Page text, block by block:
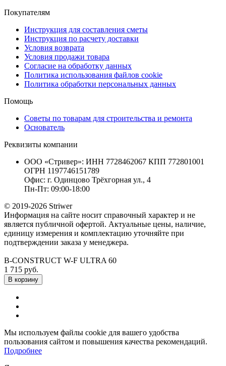
Покупателям
Инструкция для составления сметы
Инструкция по расчету доставки
Условия возврата
Условия продажи товара
Согласие на обработку данных
Политика использования файлов cookie
Политика обработки персональных данных
Помощь
Советы по товарам для строительства и ремонта
Основатель
Реквизиты компании
ООО «Стривер»: ИНН 7728462067 КПП 772801001
ОГРН 1197746151789
Офис: г. Одинцово Трёхгорная ул., 4
Пн-Пт: 09:00-18:00
© 2019-2026 Striwer
Информация на сайте носит справочный характер и не
является публичной офертой. Актуальные цены, наличие,
единицу измерения и комплектацию уточняйте при
подтверждении заказа у менеджера.
B-CONSTRUCT W-F ULTRA 60
1 715 руб.
В корзину
Мы используем файлы cookie для вашего удобства
пользования сайтом и повышения качества рекомендаций.
Подробнее